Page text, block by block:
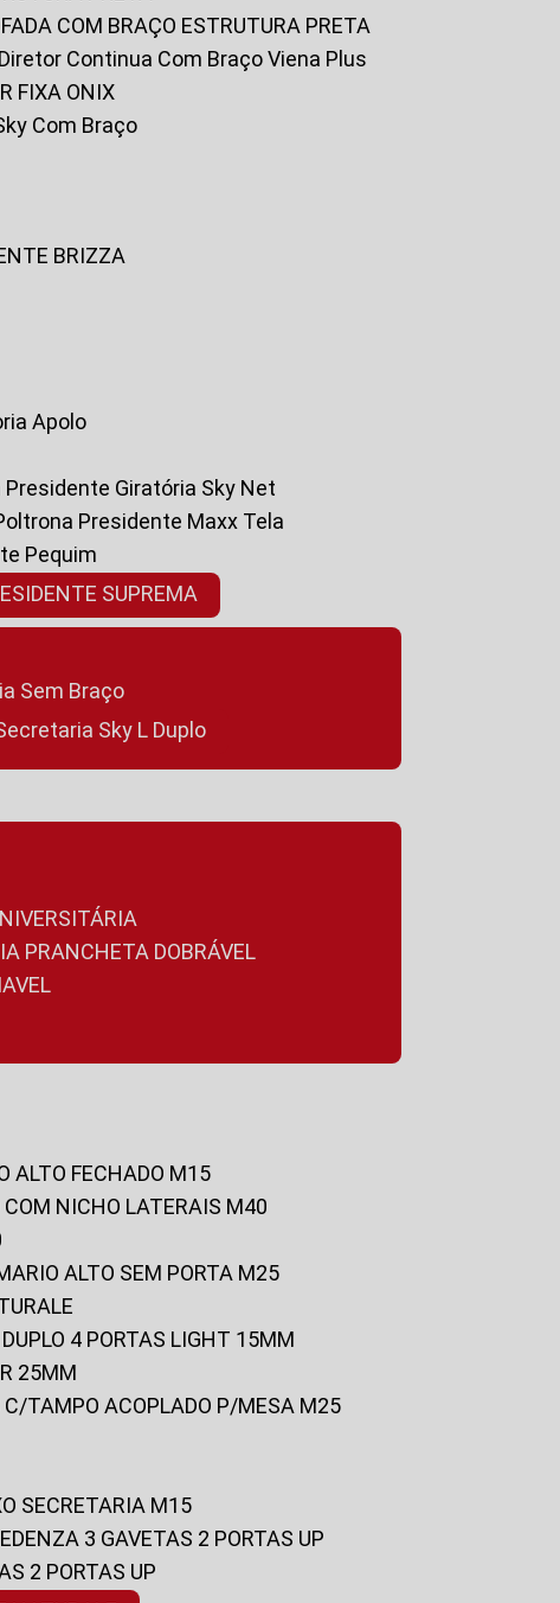
COM BRAÇO ESTRUTURA PRETA
Diretor Continua Com Braço Viena Plus
FIXA ONIX
Com Braço
BRIZZA
Apolo
Presidente Giratória Sky Net
Poltrona Presidente Maxx Tela
Pequim
SUPREMA
Sem Braço
Sky L Duplo
PRANCHETA DOBRÁVEL
ALTO FECHADO M15
COM NICHO LATERAIS M40
ALTO SEM PORTA M25
DUPLO 4 PORTAS LIGHT 15MM
25MM
C/TAMPO ACOPLADO P/MESA M25
SECRETARIA M15
3 GAVETAS 2 PORTAS UP
2 PORTAS UP